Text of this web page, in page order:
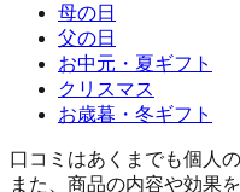
母の日
父の日
お中元・夏ギフト
クリスマス
お歳暮・冬ギフト
口コミはあくまでも個人
また、商品の内容や効果